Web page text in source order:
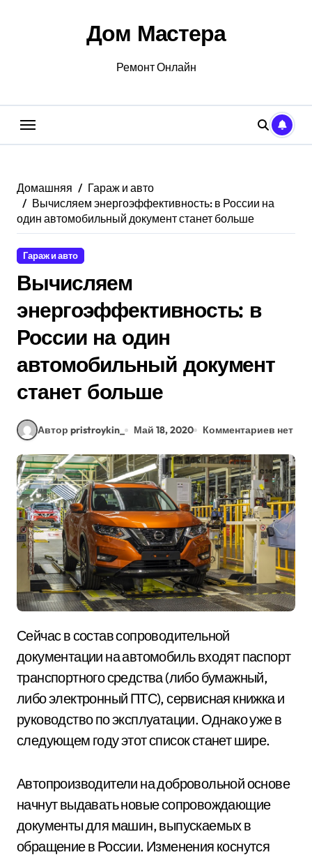
Дом Мастера
Ремонт Онлайн
Домашняя
Гараж и авто
Вычисляем энергоэффективность: в России на
один автомобильный документ станет больше
Гараж и авто
Вычисляем
энергоэффективность: в
России на один
автомобильный документ
станет больше
Автор pristroykin_ Май 18, 2020 Комментариев нет
Сейчас в состав сопроводительной
документации на автомобиль входят паспорт
транспортного средства (либо бумажный,
либо электронный ПТС), сервисная книжка и
руководство по эксплуатации. Однако уже в
следующем году этот список станет шире.
Автопроизводители на добровольной основе
начнут выдавать новые сопровождающие
документы для машин, выпускаемых в
обращение в России. Изменения коснутся